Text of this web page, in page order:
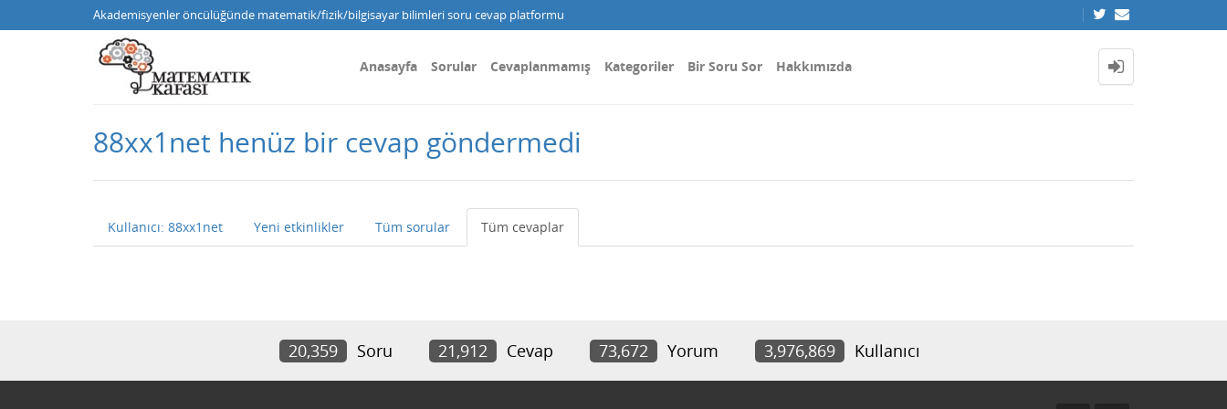
Akademisyenler öncülüğünde matematik/fizik/bilgisayar bilimleri soru cevap platformu
Anasayfa Sorular Cevaplanmamış Kategoriler Bir Soru Sor Hakkımızda
88xx1net henüz bir cevap göndermedi
Kullanıcı: 88xx1net Yeni etkinlikler Tüm sorular Tüm cevaplar
20,359 Soru 21,912 Cevap 73,672 Yorum 3,976,869 Kullanıcı